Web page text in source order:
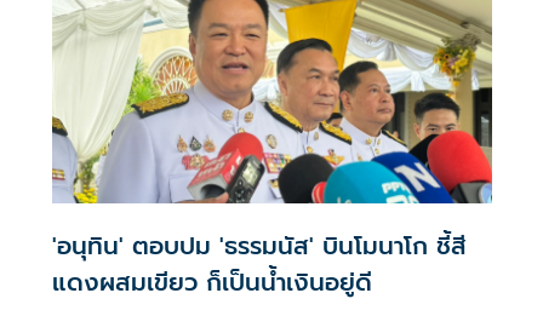
'อนุทิน' ตอบปม 'ธรรมนัส' บินโมนาโก ชี้สี
แดงผสมเขียว ก็เป็นน้ำเงินอยู่ดี